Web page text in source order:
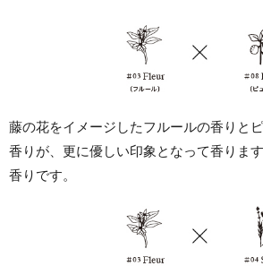
藤の花をイメージしたフルールの香りと
香りが、更に優しい印象となって香りま
香りです。